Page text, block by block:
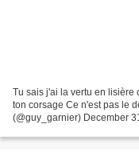
Tu sais j'ai la vertu en
ton corsage Ce n'est pas le
(@guy_garnier) December